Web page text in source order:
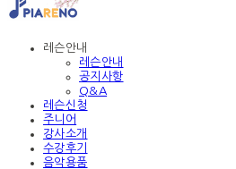
레슨안내
레슨안내
공지사항
Q&A
레슨신청
주니어
강사소개
수강후기
음악용품